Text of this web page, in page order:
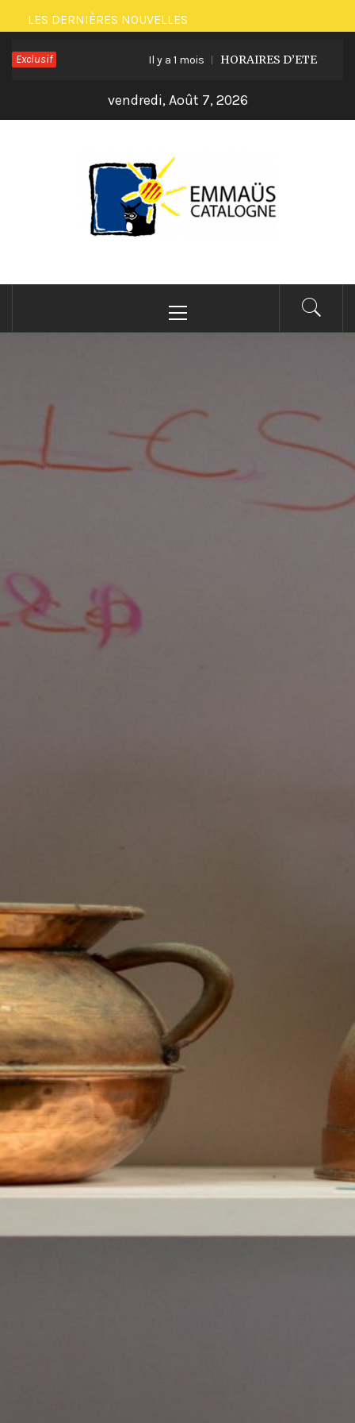
LES DERNIÈRES NOUVELLES
Exclusif Il y a 1 mois HORAIRES D’ETE
vendredi, Août 7, 2026
EMMAÜS CATALOGNE
Ne pas subir toujours agir